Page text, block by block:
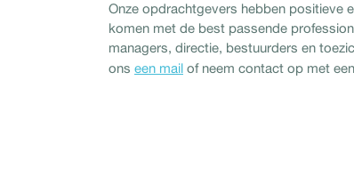
Onze opdrachtgevers hebben positieve
komen met de best passende
managers, directie, bestuurders en
ons een mail of neem contact op met